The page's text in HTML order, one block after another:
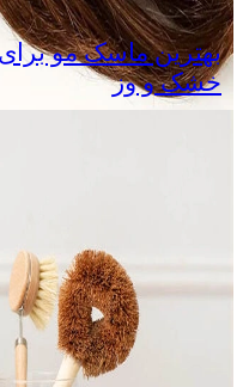
بهترین ماسک مو
خشک و وز